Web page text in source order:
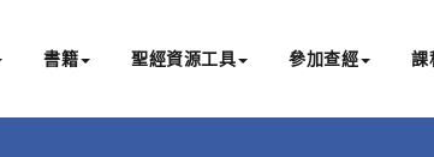
書籍 聖經資源工具 參加查經 課